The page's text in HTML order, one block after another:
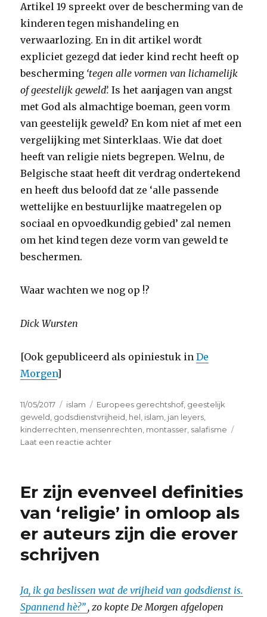
Artikel 19 spreekt over de bescherming van de
kinderen tegen mishandeling en
verwaarlozing. En in dit artikel wordt
expliciet gezegd dat ieder kind recht heeft op
bescherming ‘tegen alle vormen van lichamelijk
of geestelijk geweld’. Is het aanjagen van angst
met God als almachtige boeman, geen vorm
van geestelijk geweld? En kom niet af met een
vergelijking met Sinterklaas. Wie dat doet
heeft van religie niets begrepen. Welnu, de
Belgische staat heeft dit verdrag ondertekend
en heeft dus beloofd dat ze ‘alle passende
wettelijke en bestuurlijke maatregelen op
sociaal en opvoedkundig gebied’ zal nemen
om het kind tegen deze vorm van geweld te
beschermen.
Waar wachten we nog op !?
Dick Wursten
[Ook gepubliceerd als opiniestuk inDe
Morgen]
Geplaatst
op
11/05/2017 Categorieën
islam Tags
Europees gerechtshof, geestelijk
geweld godsdienstvrijheid hel islam jan leyers
kinderrechten mensenrechten montasser salafisme
Laat een reactie achterop
tegen
geestelijk
geweld
Er zijn evenveel definities
van ‘religie’ in omloop als
er auteurs zijn die erover
schrijven
Ja, ik ga beslissen wat de vrijheid van godsdienst is.
Spannend hè?”, zo kopte De Morgen afgelopen